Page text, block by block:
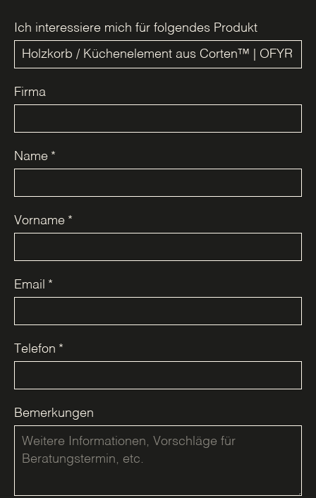
Ich interessiere mich für folgendes Produkt
Firma
Name *
Vorname *
Email *
Telefon *
Bemerkungen